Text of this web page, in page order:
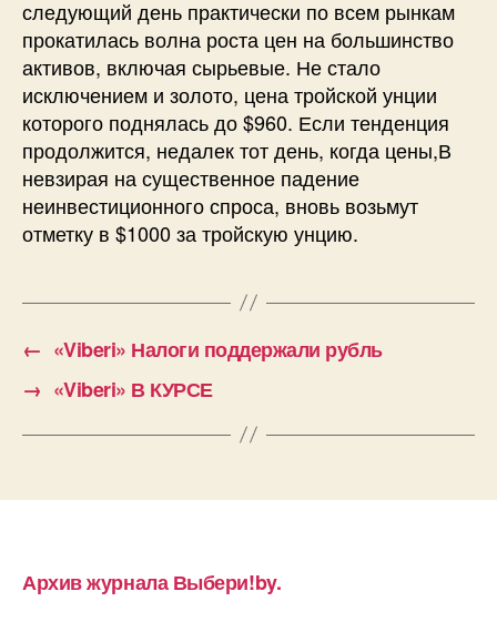
следующий день практически по всем рынкам
прокатилась волна роста цен на большинство
активов, включая сырьевые. Не стало
исключением и золото, цена тройской унции
которого поднялась до $960. Если тенденция
продолжится, недалек тот день, когда цены,В
невзирая на существенное падение
неинвестиционного спроса, вновь возьмут
отметку в $1000 за тройскую унцию.
← «Viberi» Налоги поддержали рубль
→ «Viberi» В КУРСЕ
Архив журнала Выбери!by.